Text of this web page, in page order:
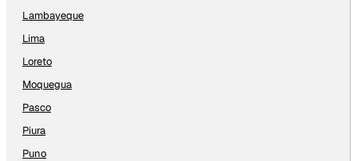
Lambayeque
Lima
Loreto
Moquegua
Pasco
Piura
Puno